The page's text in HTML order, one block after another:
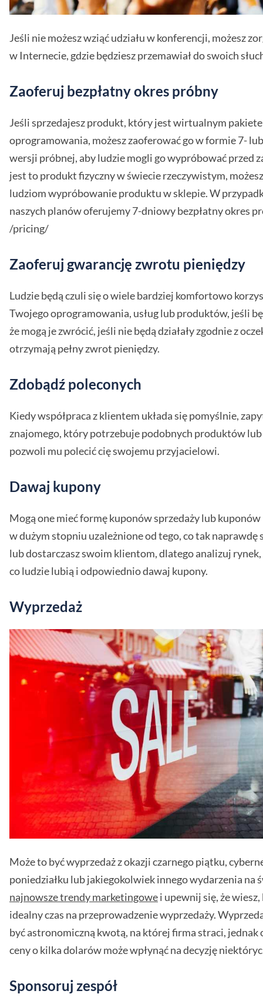
Jeśli nie możesz wziąć udziału w konferencji, możesz
w Internecie, gdzie będziesz przemawiał do swoich
Zaoferuj bezpłatny okres próbny
Jeśli sprzedajesz produkt, który jest wirtualnym
oprogramowania, możesz zaoferować go w formie 7-
wersji próbnej, aby ludzie mogli go wypróbować przed
jest to produkt fizyczny w świecie rzeczywistym,
ludziom wypróbowanie produktu w sklepie. W
naszych planów oferujemy 7-dniowy bezpłatny okres
/pricing/
Zaoferuj gwarancję zwrotu pieniędzy
Ludzie będą czuli się o wiele bardziej komfortowo
Twojego oprogramowania, usług lub produktów, jeśli
że mogą je zwrócić, jeśli nie będą działały zgodnie z
otrzymają pełny zwrot pieniędzy.
Zdobądź poleconych
Kiedy współpraca z klientem układa się pomyślnie,
znajomego, który potrzebuje podobnych produktów lub
pozwoli mu polecić cię swojemu przyjacielowi.
Dawaj kupony
Mogą one mieć formę kuponów sprzedaży lub kuponów
w dużym stopniu uzależnione od tego, co tak naprawdę
lub dostarczasz swoim klientom, dlatego analizuj
co ludzie lubią i odpowiednio dawaj kupony.
Wyprzedaż
Może to być wyprzedaż z okazji czarnego piątku,
poniedziałku lub jakiegokolwiek innego wydarzenia na
najnowsze trendy marketingowei upewnij się, że
idealny czas na przeprowadzenie wyprzedaży.
być astronomiczną kwotą, na której firma straci, jednak
ceny o kilka dolarów może wpłynąć na decyzję
Sponsoruj zespół